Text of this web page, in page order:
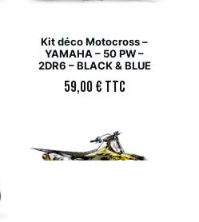
Kit déco Motocross –
YAMAHA – 50 PW –
2DR6 – BLACK & BLUE
59,00€ TTC